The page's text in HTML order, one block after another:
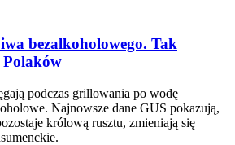
bezalkoholowego. Tak
Polaków
podczas grillowania po wodę
Najnowsze dane GUS pokazują,
królową rusztu, zmieniają się